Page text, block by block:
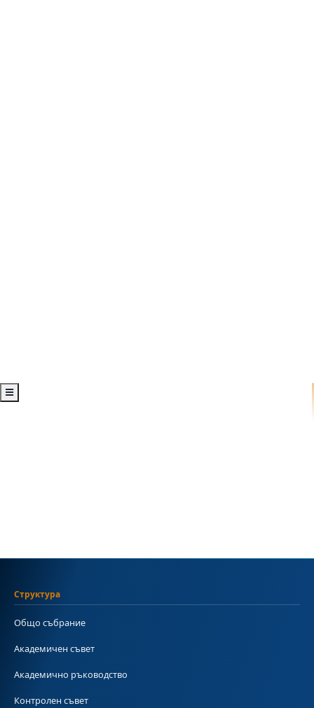
Структура
Общо събрание
Академичен съвет
Академично ръководство
Контролен съвет